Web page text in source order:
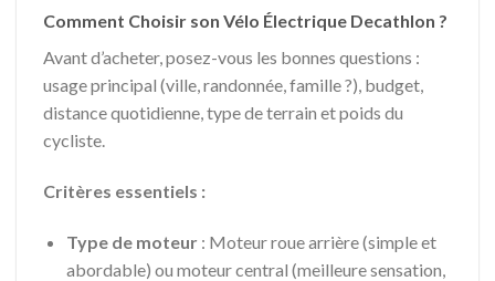
Comment Choisir son Vélo Électrique Decathlon ?
Avant d’acheter, posez-vous les bonnes questions :
usage principal (ville, randonnée, famille ?), budget,
distance quotidienne, type de terrain et poids du
cycliste.
Critères essentiels :
Type de moteur: Moteur roue arrière (simple et
abordable) ou moteur central (meilleure sensation,